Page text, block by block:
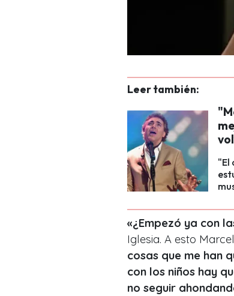
Leer también:
"El
«¿Empezó ya con
Iglesia. A esto
cosas que me han
con los niños hay
no seguir